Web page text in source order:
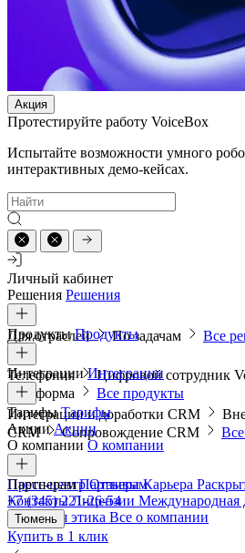
Акция
Протестируйте работу VoiceBox
Испытайте возможности умного
интерактивных демо-кейсах.
Личный кабинет
Решения Решения
Для отраслей По задачам Все
ПродуктыПродукты
Телефония Цифровой сотрудник
платформа
Все продукты
ИнтеграцииИнтеграции
Интеграции и доработки CRM
CRM
Сопровождение CRM
ТарифыТарифы
АкцииАкции
О компании О компании
Пресс-центрОтзывыКарьера
КонтактыЛицензии Международная
и деловая этика Все о компании
ПартнерамПартнерам
+7 (345) 221-26-54
Тюмень
Купить в 1 клик